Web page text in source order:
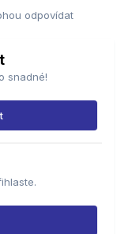
odpovídat
snadné!